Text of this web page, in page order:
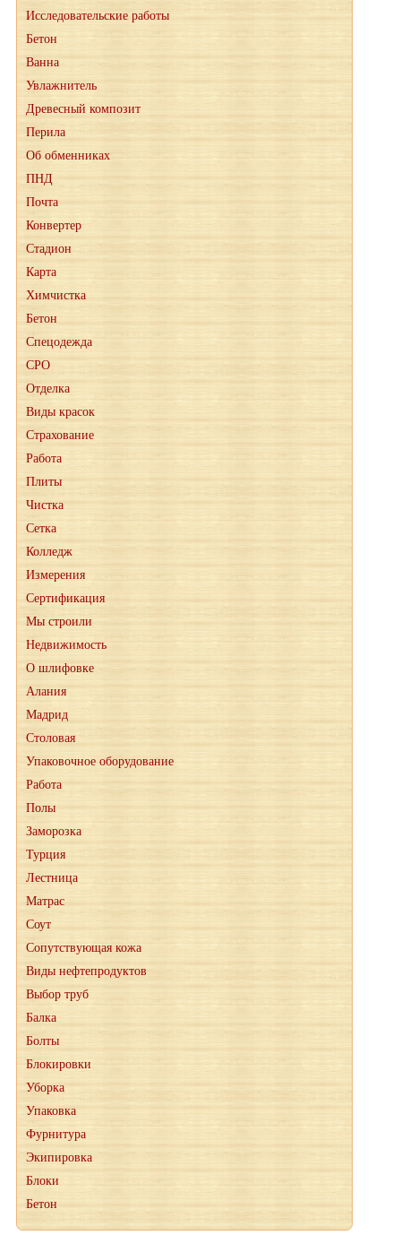
Исследовательские работы
Бетон
Ванна
Увлажнитель
Древесный композит
Перила
Об обменниках
ПНД
Почта
Конвертер
Стадион
Карта
Химчистка
Бетон
Спецодежда
СРО
Отделка
Виды красок
Страхование
Работа
Плиты
Чистка
Сетка
Колледж
Измерения
Сертификация
Мы строили
Недвижимость
О шлифовке
Алания
Мадрид
Столовая
Упаковочное оборудование
Работа
Полы
Заморозка
Турция
Лестница
Матрас
Соут
Сопутствующая кожа
Виды нефтепродуктов
Выбор труб
Балка
Болты
Блокировки
Уборка
Упаковка
Фурнитура
Экипировка
Блоки
Бетон